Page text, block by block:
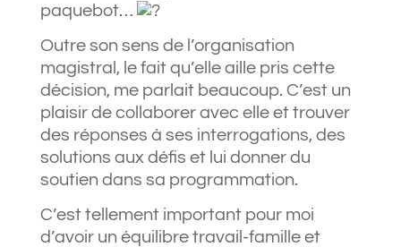
paquebot…
Outre son sens de l’organisation
magistral, le fait qu’elle aille pris cette
décision, me parlait beaucoup. C’est un
plaisir de collaborer avec elle et trouver
des réponses à ses interrogations, des
solutions aux défis et lui donner du
soutien dans sa programmation.
C’est tellement important pour moi
d’avoir un équilibre travail-famille et